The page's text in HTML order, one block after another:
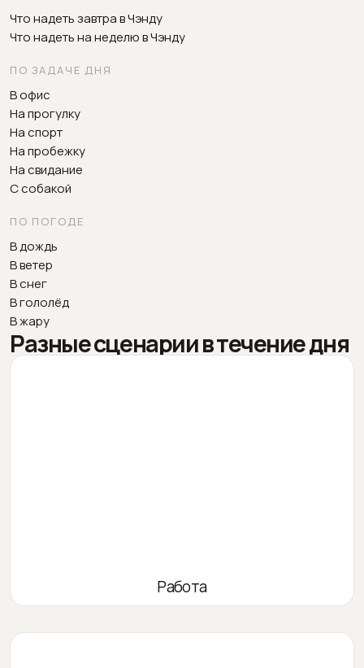
Что надеть завтра в Чэнду
Что надеть на неделю в Чэнду
ПО ЗАДАЧЕ ДНЯ
В офис
На прогулку
На спорт
На пробежку
На свидание
С собакой
ПО ПОГОДЕ
В дождь
В ветер
В снег
В гололёд
В жару
Разные сценарии в течение дня
Работа